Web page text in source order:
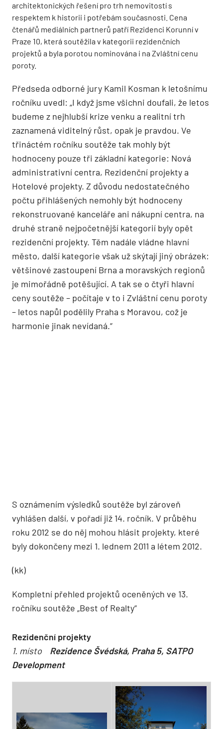
architektonických řešení pro trh nemovitostí s
respektem k historii i potřebám současnosti. Cena
čtenářů mediálních partnerů patří Rezidenci Korunní v
Praze 10, která soutěžila v kategorii rezidenčních
projektů a byla porotou nominována i na Zvláštní cenu
poroty.
Předseda odborné jury Kamil Kosman k letošnímu
ročníku uvedl: „I když jsme všichni doufali, že letos
budeme z nejhlubší krize venku a realitní trh
zaznamená viditelný růst, opak je pravdou. Ve
třináctém ročníku soutěže tak mohly být
hodnoceny pouze tři základní kategorie: Nová
administrativní centra, Rezidenční projekty a
Hotelové projekty. Z důvodu nedostatečného
počtu přihlášených nemohly být hodnoceny
rekonstruované kanceláře ani nákupní centra, na
druhé straně nejpočetnější kategorií byly opět
rezidenční projekty. Těm nadále vládne hlavní
město, další kategorie však už skýtají jiný obrázek:
většinové zastoupení Brna a moravských regionů
je mimořádně potěšující. A tak se o čtyři hlavní
ceny soutěže – počítaje v to i Zvláštní cenu poroty
– letos napůl podělily Praha s Moravou, což je
harmonie jinak nevídaná.“
S oznámením výsledků soutěže byl zároveň
vyhlášen další, v pořadí již 14. ročník. V průběhu
roku 2012 se do něj mohou hlásit projekty, které
byly dokončeny mezi 1. lednem 2011 a létem 2012.
(kk)
Kompletní přehled projektů oceněných ve 13.
ročníku soutěže „Best of Realty“
Rezidenční projekty
1. místo Rezidence Švédská, Praha 5, SATPO
Development